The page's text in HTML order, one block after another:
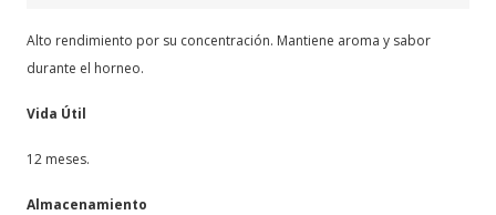
Alto rendimiento por su concentración. Mantiene aroma y sabor
durante el horneo.
Vida Útil
12 meses.
Almacenamiento